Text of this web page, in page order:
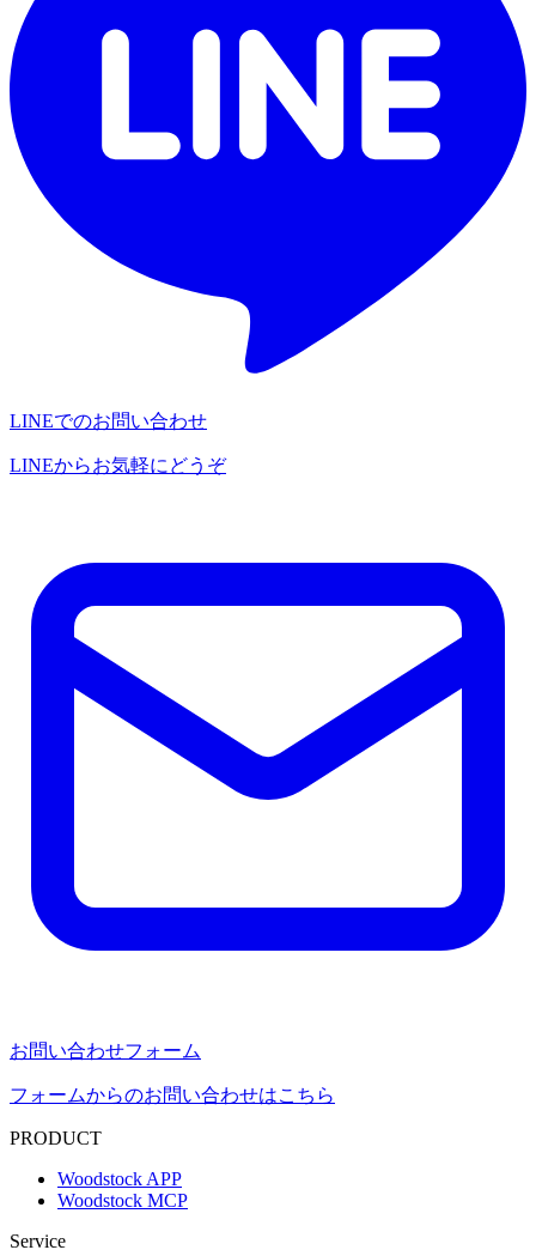
LINEでのお問い合わせ
LINEからお気軽にどうぞ
お問い合わせフォーム
フォームからのお問い合わせはこちら
PRODUCT
Woodstock APP
Woodstock MCP
Service